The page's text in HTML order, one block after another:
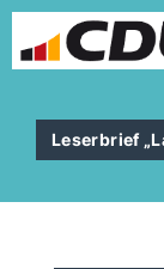
Leserbrief